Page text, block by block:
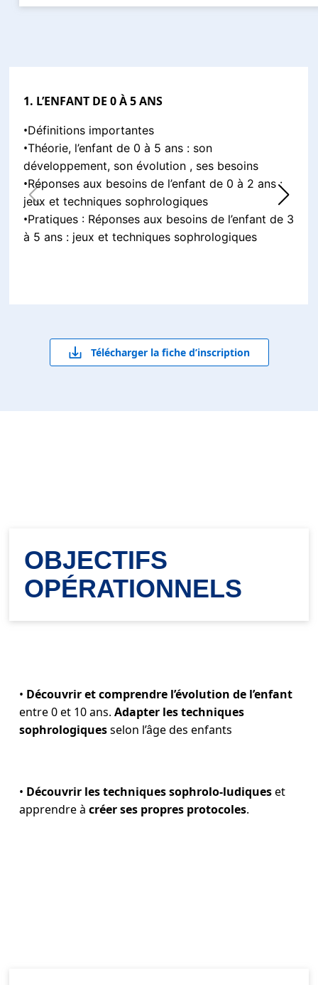
1. L’ENFANT DE 0 À 5 ANS
•Définitions importantes
•Théorie, l’enfant de 0 à 5 ans : son
développement, son évolution , ses besoins
•Réponses aux besoins de l’enfant de 0 à 2 ans :
jeux et techniques sophrologiques
•Pratiques : Réponses aux besoins de l’enfant de 3
à 5 ans : jeux et techniques sophrologiques
Télécharger la fiche d’inscription
OBJECTIFS
OPÉRATIONNELS
• Découvrir et comprendre l’évolution de l’enfant
entre 0 et 10 ans. Adapter les techniques
sophrologiquesselon l’âge des enfants
• Découvrir les techniques sophrolo-ludiqueset
apprendre à créer ses propres protocoles.